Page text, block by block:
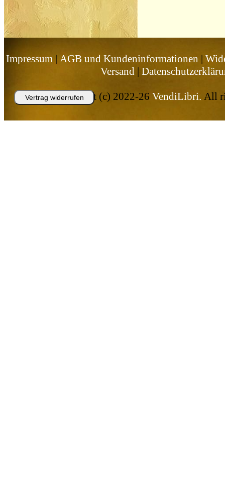
Impressum | AGB und Kundeninformationen |
Versand|
Copyright (c) 2022-26 VendiLibri. All
Vertrag widerrufen